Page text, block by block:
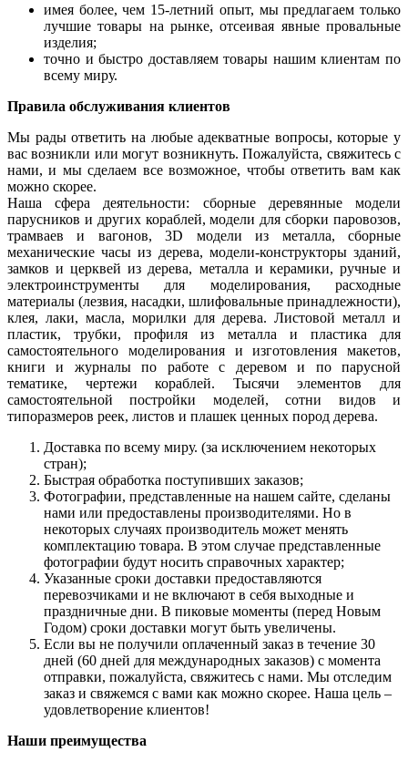
имея более, чем 15-летний опыт, мы предлагаем только
лучшие товары на рынке, отсеивая явные провальные
изделия;
точно и быстро доставляем товары нашим клиентам по
всему миру.
Правила обслуживания клиентов
Мы рады ответить на любые адекватные вопросы, которые у
вас возникли или могут возникнуть. Пожалуйста, свяжитесь с
нами, и мы сделаем все возможное, чтобы ответить вам как
можно скорее.
Наша сфера деятельности: сборные деревянные модели
парусников и других кораблей, модели для сборки паровозов,
трамваев и вагонов, 3D модели из металла, сборные
механические часы из дерева, модели-конструкторы зданий,
замков и церквей из дерева, металла и керамики, ручные и
электроинструменты для моделирования, расходные
материалы (лезвия, насадки, шлифовальные принадлежности),
клея, лаки, масла, морилки для дерева. Листовой металл и
пластик, трубки, профиля из металла и пластика для
самостоятельного моделирования и изготовления макетов,
книги и журналы по работе с деревом и по парусной
тематике, чертежи кораблей. Тысячи элементов для
самостоятельной постройки моделей, сотни видов и
типоразмеров реек, листов и плашек ценных пород дерева.
Доставка по всему миру. (за исключением некоторых
стран);
Быстрая обработка поступивших заказов;
Фотографии, представленные на нашем сайте, сделаны
нами или предоставлены производителями. Но в
некоторых случаях производитель может менять
комплектацию товара. В этом случае представленные
фотографии будут носить справочных характер;
Указанные сроки доставки предоставляются
перевозчиками и не включают в себя выходные и
праздничные дни. В пиковые моменты (перед Новым
Годом) сроки доставки могут быть увеличены.
Если вы не получили оплаченный заказ в течение 30
дней (60 дней для международных заказов) с момента
отправки, пожалуйста, свяжитесь с нами. Мы отследим
заказ и свяжемся с вами как можно скорее. Наша цель –
удовлетворение клиентов!
Наши преимущества